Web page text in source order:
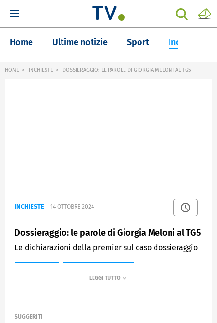
Home Ultime notizie Sport Inchieste
HOME INCHIESTE DOSSIERAGGIO: LE PAROLE DI GIORGIA MELONI AL TG5
INCHIESTE 14 OTTOBRE 2024
Dossieraggio: le parole di Giorgia Meloni al TG5
Le dichiarazioni della premier sul caso dossieraggio
SUGGERITI